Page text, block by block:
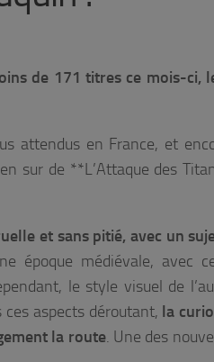
de 171 titres ce mois-ci,
attendus en France, et
sur de **L’Attaque des
et sans pitié, avec un
époque médiévale, avec
le style visuel de
aspects déroutant, la
la route. Une des